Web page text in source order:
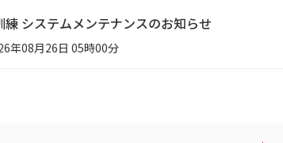
システムメンテナンスのお知らせ
年08月26日 05時00分